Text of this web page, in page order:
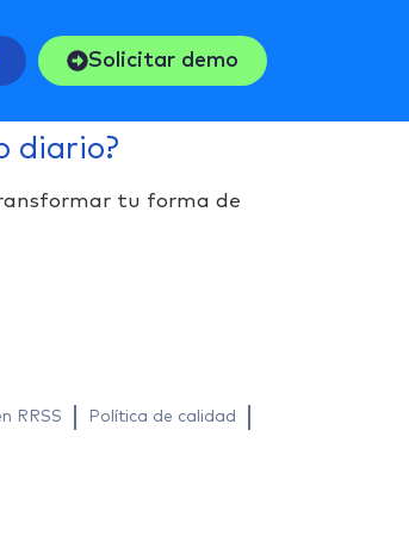
Solicitar demo
diario?
tu forma de
RRSS
Política de calidad